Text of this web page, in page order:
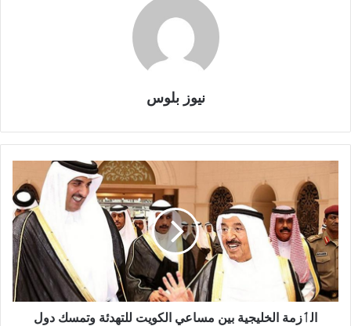
نيوز بلوس
الٲزمة الخليجية بين مساعي الكويت للتهدئة وتمسك دول